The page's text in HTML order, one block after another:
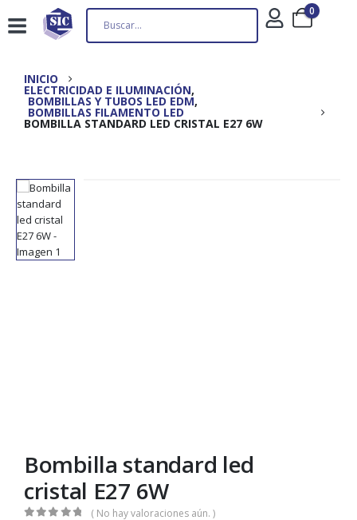
0
INICIO
ELECTRICIDAD E ILUMINACIÓN,
BOMBILLAS Y TUBOS LED EDM,
BOMBILLAS FILAMENTO LED
BOMBILLA STANDARD LED CRISTAL E27 6W
Bombilla standard led
cristal E27 6W
( No hay valoraciones aún. )